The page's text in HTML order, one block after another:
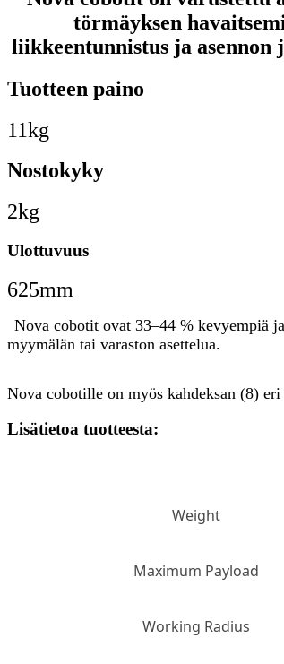
törmäyksen
liikkeentunnistus ja
Tuotteen paino
11kg
Nostokyky
2kg
Ulottuvuus
625mm
Nova cobotit ovat 33–44 % kevyempiä
myymälän tai varaston asettelua.
Nova cobotille on myös kahdeksan (8)
Lisätietoa tuotteesta:
Weight
Maximum Payload
Working Radius